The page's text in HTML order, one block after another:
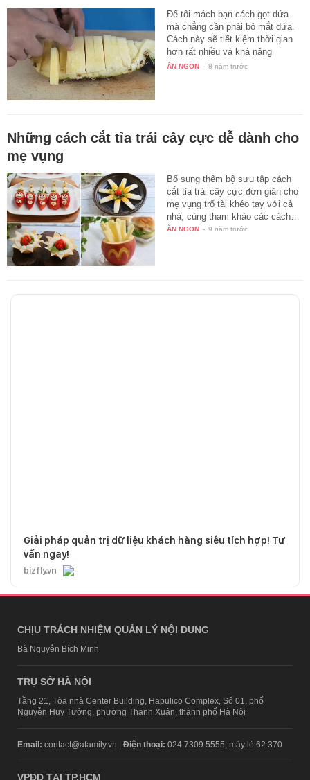
Để tôi mách bạn cách gọt dứa
mà chẳng cần phải bỏ mắt dứa.
Cách này sẽ tiết kiệm thời gian
hơn rất nhiều và khả năng
thành…
ĂN NGON - 8 năm trước
Những cách cắt tỉa trái cây cực dễ dành cho
mẹ vụng
Bổ sung thêm bộ sưu tập cách
cắt tỉa trái cây cực đơn giản cho
mẹ vụng trổ tài khéo tay với cả
nhà, cùng tham khảo các cách…
ĂN NGON - 9 năm trước
Giải pháp quản trị dữ liệu khách hàng siêu tích hợp! Tư
vấn ngay!
bizfly.vn
CHỊU TRÁCH NHIỆM QUẢN LÝ NỘI DUNG
Bà Nguyễn Bích Minh
TRỤ SỞ HÀ NỘI
Tầng 21, Tòa nhà Center Building, Hapulico Complex, Số 01, phố
Nguyễn Huy Tưởng, phường Thanh Xuân, thành phố Hà Nội
Email: contact@afamily.vn | Điện thoại: 024 7309 5555, máy lẻ 62.370
VPĐD TẠI TP.HCM